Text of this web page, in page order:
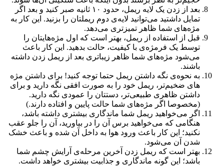
بعد از زدن یک لایه ریمل، حدود ۱۰ ثانیه صبر کنید و بعد اگر
تمایل داشتید می‌توانید لایه‌ی دوم ریملتان را بزنید. این کار به
مژه‌های شما ظاهر تمیزتری می‌دهد.
قبل از استفاده از ریمل، بهتر است که اول مژه‌هایتان را
توسط یک فرمژه‌ی با کیفیت، حالت بدهید. این کار باعث
می‌‌شود مژه‌های شما ظاهر زیباتری بعد از ریمل زدن داشته
باشند.
به نحوه‌ی نگه داشتن ریمل حتما توجه کنید! برای داشتن مژه
های ضخیم‌تر، ریمل خود را به صورت افقی نگه دارید و برای
داشتن ظاهری طبیعی‌تر، دستتان را عمودی نگه دارید.
(مخصوصا اگر مژه‌های شما حالت پایین و افتاده دارند.)
اگر می‌خواهید ریمل شما ماندگاری بیشتری داشته باشد،
هنگامی که می‌خواهید برس آن را در بیاورید، آن را جلو عقب
نکنید؛ این کار باعث ورود هوا به داخل آن شده و باعث خشک
شدن آن می‌شود.
بهتر است که ریمل زدن آخرین مرحله‌ی آرایش چشم شما
باشد؛ این گونه ماندگاری و جذابیت بیشتری خواهد داشت.